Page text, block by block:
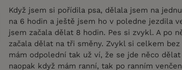
Když jsem si pořídila psa, dělala jsem na
na 6 hodin a ještě jsem ho v poledne jezdila
jsem začala dělat 8 hodin. Pes si zvykl. A po
začala dělat na tři směny. Zvykl si celkem bez
mám odpolední tak už ví, že se jde něco dělat
naopak když mám ranní, tak po ranním